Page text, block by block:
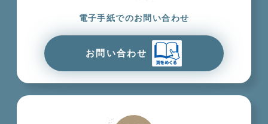
電子手紙でのお問い合わせ
お問い合わせ